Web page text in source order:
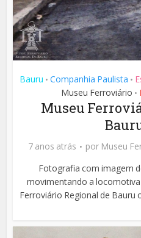
Bauru • Companhia Paulista •
Museu Ferroviário •
Museu
7 anos atrás por Museu
Fotografia com imagem
movimentando a locomotiva
Ferroviário Regional de Bauru